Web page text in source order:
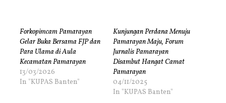
Forkopimcam Pamarayan
Gelar Buka Bersama FJP dan
Para Ulama di Aula
Kecamatan Pamarayan
13/03/2026
In "KUPAS Banten"
Kunjungan Perdana Menuju
Pamarayan Maju, Forum
Jurnalis Pamarayan
Disambut Hangat Camat
Pamarayan
04/11/2025
In "KUPAS Banten"